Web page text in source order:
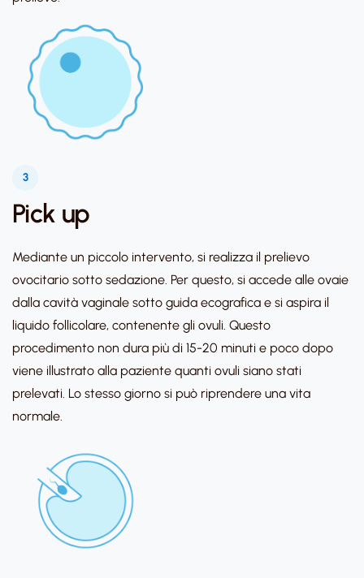
3
Pick up
Mediante un piccolo intervento, si realizza il prelievo
ovocitario sotto sedazione. Per questo, si accede alle ovaie
dalla cavità vaginale sotto guida ecografica e si aspira il
liquido follicolare, contenente gli ovuli. Questo
procedimento non dura più di 15-20 minuti e poco dopo
viene illustrato alla paziente quanti ovuli siano stati
prelevati. Lo stesso giorno si può riprendere una vita
normale.